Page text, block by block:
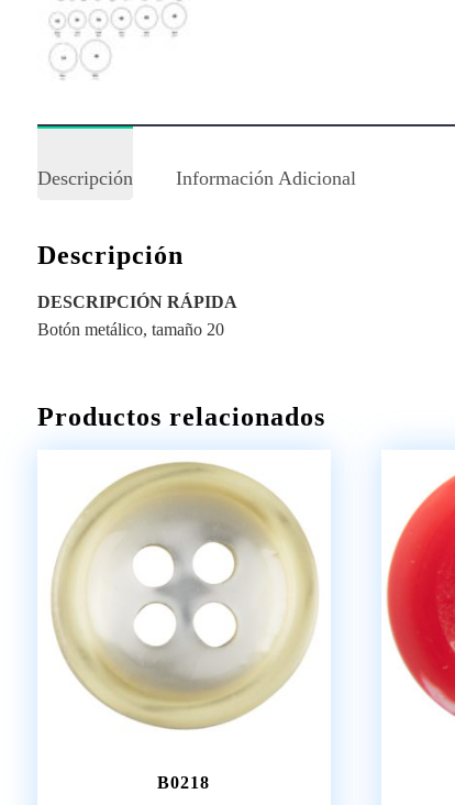
Descripción Información Adicional
Descripción
DESCRIPCIÓN RÁPIDA
Botón metálico, tamaño 20
Productos relacionados
B0218